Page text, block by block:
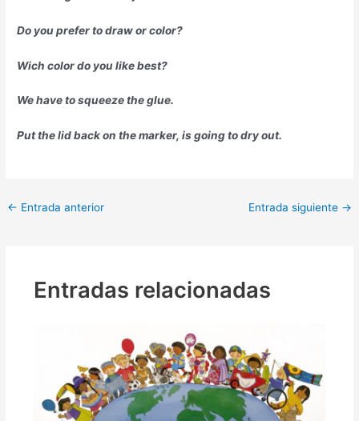
Do you prefer to draw or color?
Wich color do you like best?
We have to squeeze the glue.
Put the lid back on the marker, is going to dryout.
← Entrada anterior Entrada siguiente →
Entradas relacionadas